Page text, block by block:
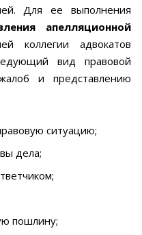
Для ее выполнения
апелляционной
коллегии адвокатов
вид правовой
и представлению
ситуацию;
дела;
пошлину;